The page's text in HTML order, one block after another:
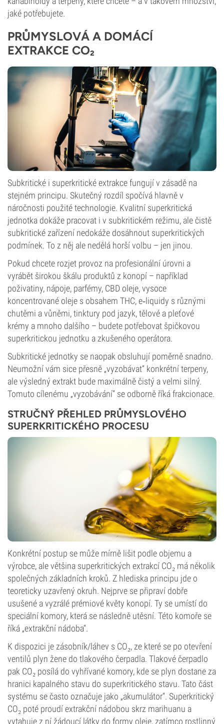
jaké potřebujete.
PRŮMYSLOVÁ A DOMÁCÍ
EXTRAKCE CO₂
Subkritické i superkritické extrakce fungují v zásadě na
stejném principu. Skutečný rozdíl spočívá hlavně v
náročnosti použité technologie. Kvalitní superkritická
jednotka dokáže pracovat i v subkritickém režimu, ale čistě
subkritické zařízení nedokáže dosáhnout superkritických
podmínek. To z něj ale nedělá horší volbu – jen jinou.
Pokud chcete rozjet provoz na profesionální úrovni a
vyrábět širokou škálu produktů z konopí – například
poživatiny, nápoje, parfémy, CBD oleje, vysoce
koncentrované oleje s obsahem THC, e‑liquidy s různými
chutěmi a vůněmi, tinktury pod jazyk, tělové a pleťové
krémy a mnoho dalšího – budete potřebovat špičkovou
superkritickou jednotku a zkušeného operátora.
Subkritické jednotky se naopak obsluhují poměrně snadno.
Neumožní vám sice přesně „vyzobávat“ konkrétní terpeny,
ale výsledný extrakt bude maximálně čistý a velmi silný.
Tomuto cílenému „vyzobávání“ se odborně říká frakcionace.
STRUČNÝ PŘEHLED PRŮMYSLOVÉHO
SUPERKRITICKÉHO PROCESU
Konkrétní postup se může mírně lišit podle objemu a
výrobce, ale většina superkritických extrakcí CO₂ má několik
společných základních kroků. Z hlediska principu jde o
teoreticky uzavřený okruh. Nejprve se připraví dobře
usušené a vyzrálé prémiové květy konopí. Ty se umístí do
speciální komory, která se následně utěsní. Této komoře se
říká „extrakční nádoba“.
K dispozici je zásobník/láhev s CO₂, ze které se po otevření
ventilů plyn žene do tlakového čerpadla. Tlakové čerpadlo
pak CO₂ posílá do vyhřívané komory, kde se plyn dostane za
hranici kapalného stavu do superkritického stavu. Tato část
systému se často označuje jako „akumulátor“. Superkritický
CO₂ poté proudí extrakční nádobou skrz marihuanu a
vytahuje z ní žádoucí látky do formy oleje, zatímco rostlinný